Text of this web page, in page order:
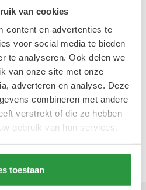
van cookies
content en advertenties te
voor social media te bieden
te analyseren. Ook delen we
van onze site met onze
adverteren en analyse. Deze
combineren met andere
verstrekt of die ze hebben
gebruik van hun services.
toestaan
19:00-21:30
19:00-21:30
Skate
wns!
website